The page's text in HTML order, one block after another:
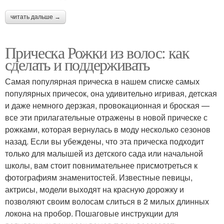
читать дальше →
Прическа Рожки из волос: как
сделать и поддерживать
Самая популярная прическа в нашем списке самых
популярных причесок, она удивительно игривая, детская
и даже немного дерзкая, провокационная и броская —
все эти прилагательные отражены в новой прическе с
рожками, которая вернулась в моду несколько сезонов
назад. Если вы убеждены, что эта прическа подходит
только для малышей из детского сада или начальной
школы, вам стоит повнимательнее присмотреться к
фотографиям знаменитостей. Известные певицы,
актрисы, модели выходят на красную дорожку и
позволяют своим волосам слиться в 2 милых длинных
локона на пробор. Пошаговые инструкции для